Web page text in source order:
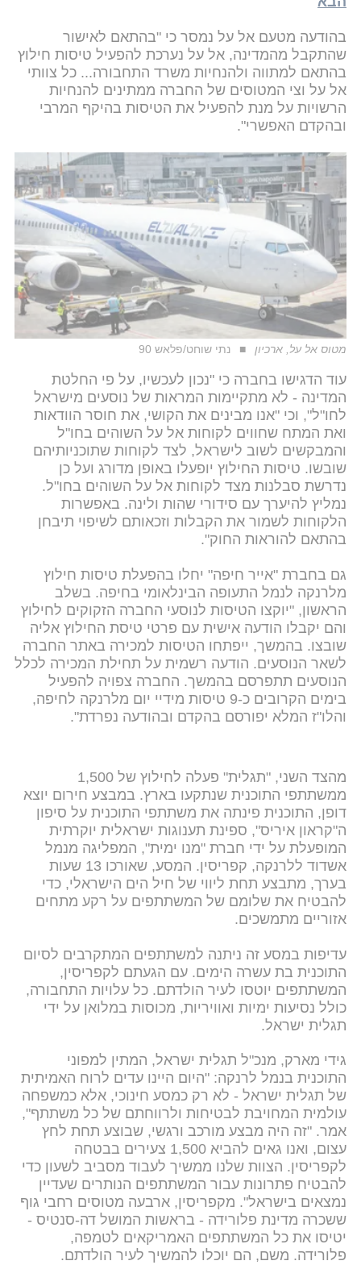
בהודעה מטעם אל על נמסר כי "בהתאם לאישור
שהתקבל מהמדינה, אל על נערכת להפעיל טיסות חילוץ
בהתאם למתווה ולהנחיות משרד התחבורה... כל צוותי
אל על וצי המטוסים של החברה ממתינים להנחיות
הרשויות על מנת להפעיל את הטיסות בהיקף המרבי
ובהקדם האפשרי".
מטוס אל על, ארכיון נתי שוחט/פלאש 90
עוד הדגישו בחברה כי "נכון לעכשיו, על פי החלטת
המדינה - לא מתקיימות המראות של נוסעים מישראל
לחו"ל", וכי "אנו מבינים את הקושי, את חוסר הוודאות
ואת המתח שחווים לקוחות אל על השוהים בחו"ל
והמבקשים לשוב לישראל, לצד לקוחות שתוכניותיהם
שובשו. טיסות החילוץ יופעלו באופן מדורג ועל כן
נדרשת סבלנות מצד לקוחות אל על השוהים בחו"ל.
נמליץ להיערך עם סידורי שהות ולינה. באפשרות
הלקוחות לשמור את הקבלות וזכאותם לשיפוי תיבחן
בהתאם להוראות החוק".
גם בחברת "אייר חיפה" יחלו בהפעלת טיסות חילוץ
מלרנקה לנמל התעופה הבינלאומי בחיפה. בשלב
הראשון, "יוקצו הטיסות לנוסעי החברה הזקוקים לחילוץ
והם יקבלו הודעה אישית עם פרטי טיסת החילוץ אליה
שובצו. בהמשך, ייפתחו הטיסות למכירה באתר החברה
לשאר הנוסעים. הודעה רשמית על תחילת המכירה לכלל
הנוסעים תתפרסם בהמשך. החברה צפויה להפעיל
בימים הקרובים כ-9 טיסות מידיי יום מלרנקה לחיפה,
והלו"ז המלא יפורסם בהקדם ובהודעה נפרדת".
מהצד השני, "תגלית" פעלה לחילוץ של 1,500
ממשתתפי התוכנית שנתקעו בארץ. במבצע חירום יוצא
דופן, התוכנית פינתה את משתתפי התוכנית על סיפון
ה"קראון איריס", ספינת תענוגות ישראלית יוקרתית
המופעלת על ידי חברת "מנו ימית", המפליגה מנמל
אשדוד ללרנקה, קפריסין. המסע, שאורכו 13 שעות
בערך, מתבצע תחת ליווי של חיל הים הישראלי, כדי
להבטיח את שלומם של המשתתפים על רקע מתחים
אזוריים מתמשכים.
עדיפות במסע זה ניתנה למשתתפים המתקרבים לסיום
התוכנית בת עשרה הימים. עם הגעתם לקפריסין,
המשתתפים יוטסו לעיר הולדתם. כל עלויות התחבורה,
כולל נסיעות ימיות ואוויריות, מכוסות במלואן על ידי
תגלית ישראל.
גידי מארק, מנכ"ל תגלית ישראל, המתין למפוני
התוכנית בנמל לרנקה: "היום היינו עדים לרוח האמיתית
של תגלית ישראל - לא רק כמסע חינוכי, אלא כמשפחה
עולמית המחויבת לבטיחות ולרווחתם של כל משתתף",
אמר. "זה היה מבצע מורכב ורגשי, שבוצע תחת לחץ
עצום, ואנו גאים להביא 1,500 צעירים בבטחה
לקפריסין. הצוות שלנו ממשיך לעבוד מסביב לשעון כדי
להבטיח פתרונות עבור המשתתפים הנותרים שעדיין
נמצאים בישראל". מקפריסין, ארבעה מטוסים רחבי גוף
ששכרה מדינת פלורידה - בראשות המושל דה-סנטיס -
יטיסו את כל המשתתפים האמריקאים לטמפה,
פלורידה. משם, הם יוכלו להמשיך לעיר הולדתם.